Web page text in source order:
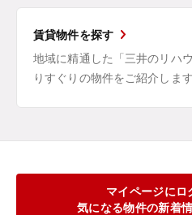
賃貸物件を探す
地域に精通した「三井のリハ
りすぐりの物件をご紹介します
マイページにロ
気になる物件の新着